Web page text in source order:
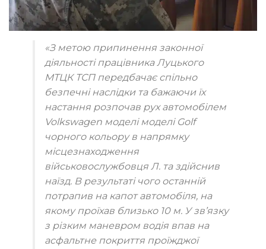
«З метою припинення законної
діяльності працівника Луцького
МТЦК ТСП передбачає спільно
безпечні наслідки та бажаючи їх
настання розпочав рух автомобілем
Volkswagen моделі моделі Golf
чорного кольору в напрямку
місцезнаходження
військовослужбовця Л. та здійснив
наїзд. В результаті чого останній
потрапив на капот автомобіля, на
якому проїхав близько 10 м. У зв’язку
з різким маневром водія впав на
асфальтне покриття проїжджої